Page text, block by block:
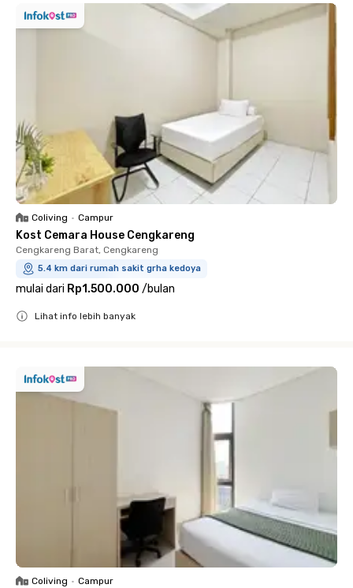
Coliving • Campur
Kost Cemara House Cengkareng
Cengkareng Barat, Cengkareng
5.4 km dari rumah sakit grha kedoya
mulai dari Rp1.500.000 /bulan
Lihat info lebih banyak
Coliving • Campur